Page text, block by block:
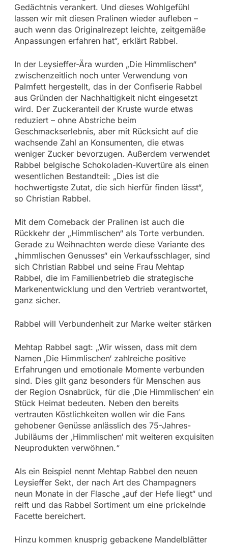
Gedächtnis verankert. Und dieses Wohlgefühl
lassen wir mit diesen Pralinen wieder aufleben –
auch wenn das Originalrezept leichte, zeitgemäße
Anpassungen erfahren hat“, erklärt Rabbel.
In der Leysieffer-Ära wurden „Die Himmlischen“
zwischenzeitlich noch unter Verwendung von
Palmfett hergestellt, das in der Confiserie Rabbel
aus Gründen der Nachhaltigkeit nicht eingesetzt
wird. Der Zuckeranteil der Kruste wurde etwas
reduziert – ohne Abstriche beim
Geschmackserlebnis, aber mit Rücksicht auf die
wachsende Zahl an Konsumenten, die etwas
weniger Zucker bevorzugen. Außerdem verwendet
Rabbel belgische Schokoladen-Kuvertüre als einen
wesentlichen Bestandteil: „Dies ist die
hochwertigste Zutat, die sich hierfür finden lässt“,
so Christian Rabbel.
Mit dem Comeback der Pralinen ist auch die
Rückkehr der „Himmlischen“ als Torte verbunden.
Gerade zu Weihnachten werde diese Variante des
„himmlischen Genusses“ ein Verkaufsschlager, sind
sich Christian Rabbel und seine Frau Mehtap
Rabbel, die im Familienbetrieb die strategische
Markenentwicklung und den Vertrieb verantwortet,
ganz sicher.
Rabbel will Verbundenheit zur Marke weiter stärken
Mehtap Rabbel sagt: „Wir wissen, dass mit dem
Namen ‚Die Himmlischen‘ zahlreiche positive
Erfahrungen und emotionale Momente verbunden
sind. Dies gilt ganz besonders für Menschen aus
der Region Osnabrück, für die ‚Die Himmlischen‘ ein
Stück Heimat bedeuten. Neben den bereits
vertrauten Köstlichkeiten wollen wir die Fans
gehobener Genüsse anlässlich des 75-Jahres-
Jubiläums der ‚Himmlischen‘ mit weiteren exquisiten
Neuprodukten verwöhnen.“
Als ein Beispiel nennt Mehtap Rabbel den neuen
Leysieffer Sekt, der nach Art des Champagners
neun Monate in der Flasche „auf der Hefe liegt“ und
reift und das Rabbel Sortiment um eine prickelnde
Facette bereichert.
Hinzu kommen knusprig gebackene Mandelblätter